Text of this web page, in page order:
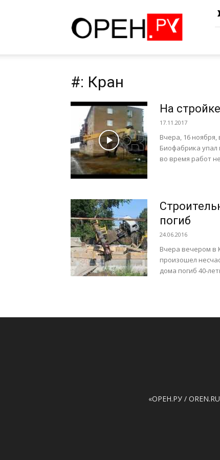
#: Кран
На
17.11.2017
Вчера, 16
Биофабрика
во время работ
погиб
24.06.2016
Вчера вечером в
произошел
дома погиб 40-
«ОРЕН.РУ /